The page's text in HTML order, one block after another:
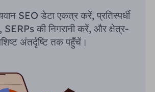
SEO डेटा एकत्र करें, प्रतिस्पर्धी
की निगरानी करें, और क्षेत्र-
अंतर्दृष्टि तक पहुँचें।